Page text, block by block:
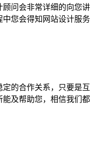
问会非常详细的向您讲
您会得知网站设计服务
的合作关系，只要是互
及帮助您，相信我们都